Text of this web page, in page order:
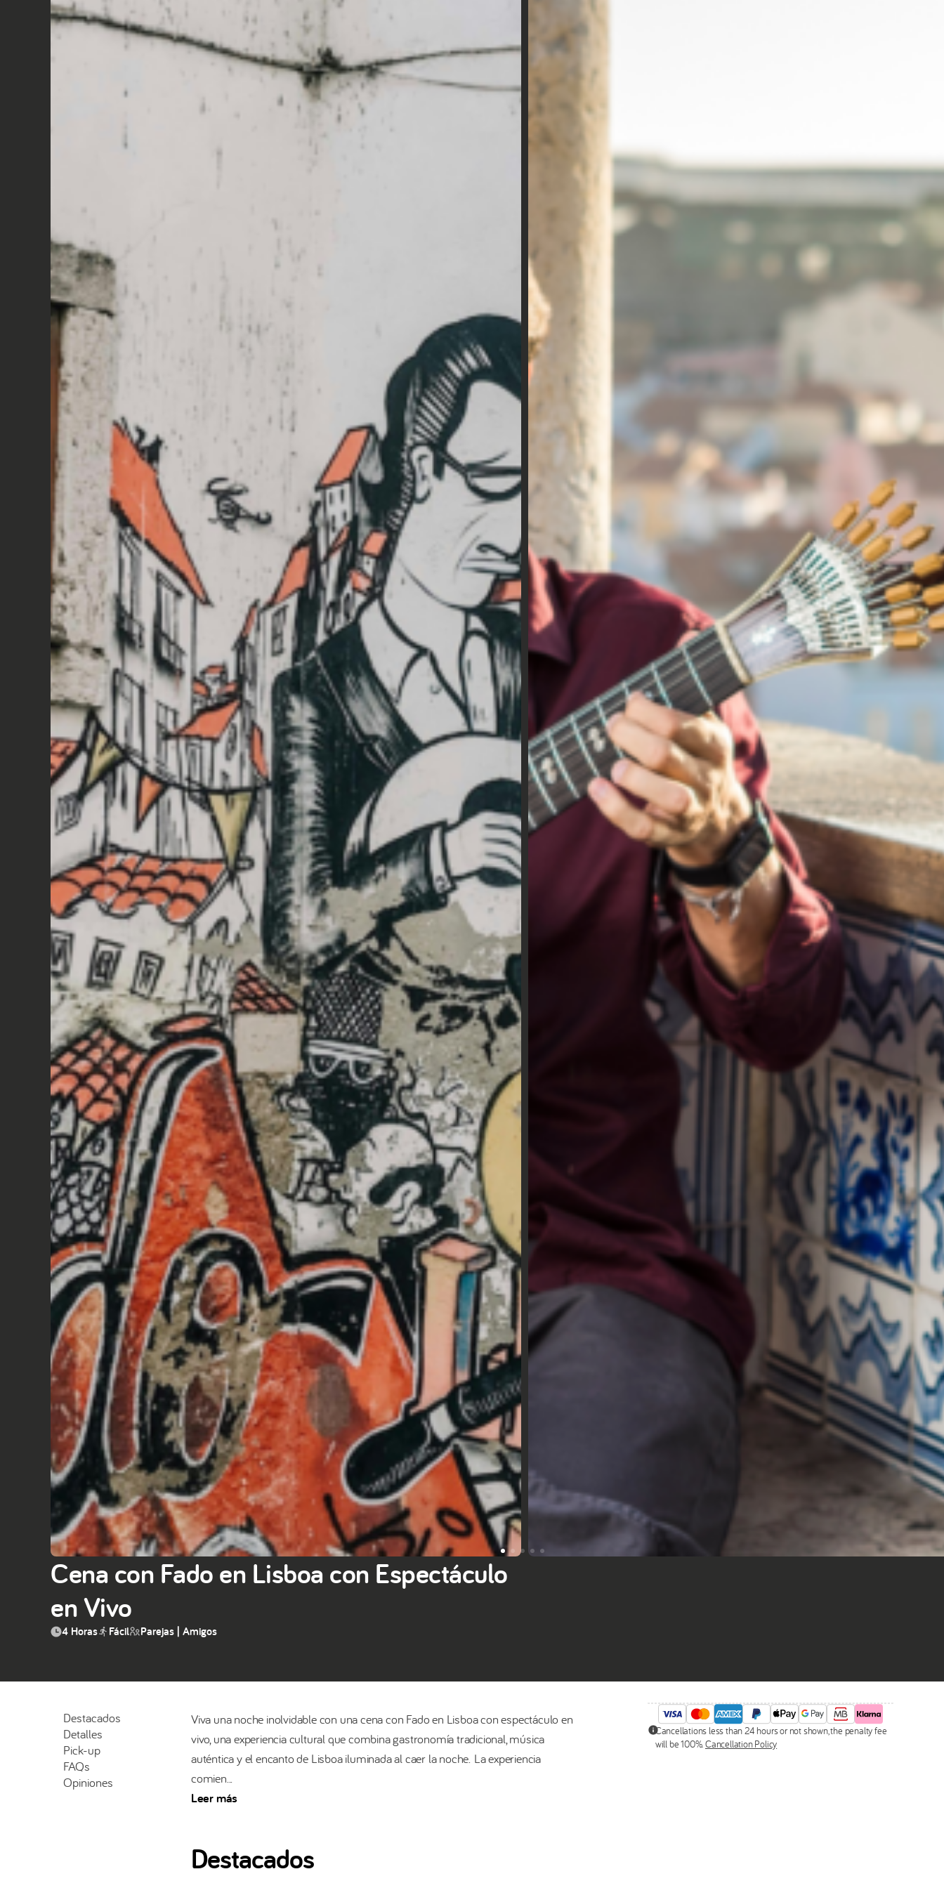
Cena con Fado en Lisboa con Espectáculo
en Vivo
4 Horas Fácil Parejas | Amigos
Destacados
Detalles
Pick-up
FAQs
Opiniones
Viva una noche inolvidable con una cena con Fado en Lisboa con espectáculo en
vivo, una experiencia cultural que combina gastronomía tradicional, música
auténtica y el encanto de Lisboa iluminada al caer la noche. La experiencia
comien...
Viva una noche inolvidable con una cena con Fado en Lisboa con espectáculo en
Leer más
Destacados
Cancellations less than 24 hours or not shown, the penalty fee
will be 100%.Cancellation Policy